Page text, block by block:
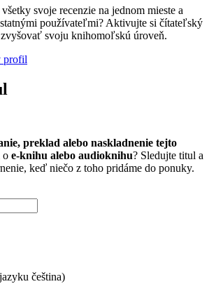
svoje recenzie na jednom mieste a
používateľmi? Aktivujte si čítateľský
svoju knihomoľskú úroveň.
profil
preklad alebo naskladnenie tejto
o e-knihu alebo audioknihu? Sledujte titul a
keď niečo z toho pridáme do ponuky.
čeština)